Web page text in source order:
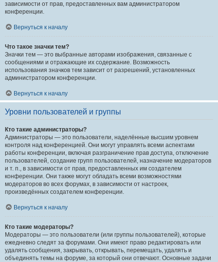
зависимости от прав, предоставленных вам администратором
конференции.
Вернуться к началу
Что такое значки тем?
Значки тем — это выбранные авторами изображения, связанные с
сообщениями и отражающие их содержание. Возможность
использования значков тем зависит от разрешений, установленных
администратором конференции.
Вернуться к началу
Уровни пользователей и группы
Кто такие администраторы?
Администраторы — это пользователи, наделённые высшим уровнем
контроля над конференцией. Они могут управлять всеми аспектами
работы конференции, включая разграничение прав доступа, отключение
пользователей, создание групп пользователей, назначение модераторов
и т. п., в зависимости от прав, предоставленных им создателем
конференции. Они также могут обладать всеми возможностями
модераторов во всех форумах, в зависимости от настроек,
произведённых создателем конференции.
Вернуться к началу
Кто такие модераторы?
Модераторы — это пользователи (или группы пользователей), которые
ежедневно следят за форумами. Они имеют право редактировать или
удалять сообщения, закрывать, открывать, перемещать, удалять и
объединять темы на форуме, за который они отвечают. Основные задачи